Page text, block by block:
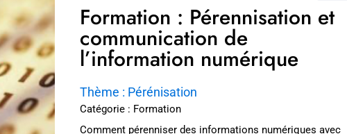
LIRE LA SUITE
Formation : Pérennisation et
communication de
l’information numérique
Thème : Pérénisation
Catégorie : Formation
Comment pérenniser des informations numériques avec